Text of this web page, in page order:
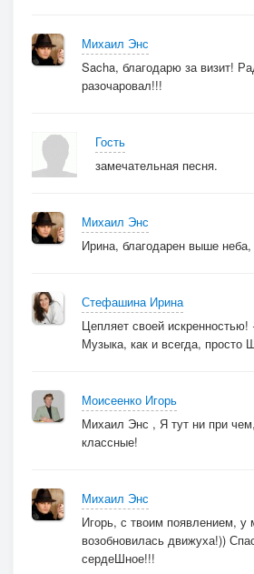
Михаил Энс
Sacha, благодарю за визит!
разочаровал!!!
Гость
замечательная песня.
Михаил Энс
Ирина, благодарен выше
Стефашина Ирина
Цепляет своей искренностью!
Музыка, как и всегда,
Моисеенко Игорь
Михаил Энс , Я тут ни при
классные!
Михаил Энс
Игорь, с твоим появлением, у
возобновилась движуха!))
сердеШное!!!